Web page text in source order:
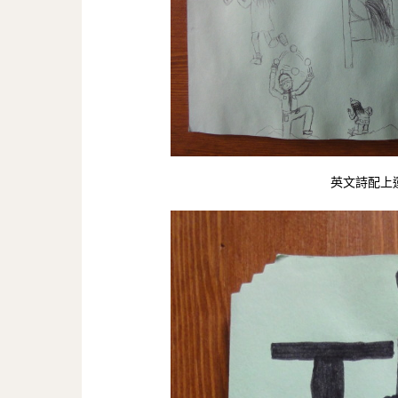
英文詩配上